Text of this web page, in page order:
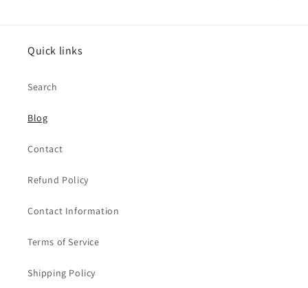
Quick links
Search
Blog
Contact
Refund Policy
Contact Information
Terms of Service
Shipping Policy